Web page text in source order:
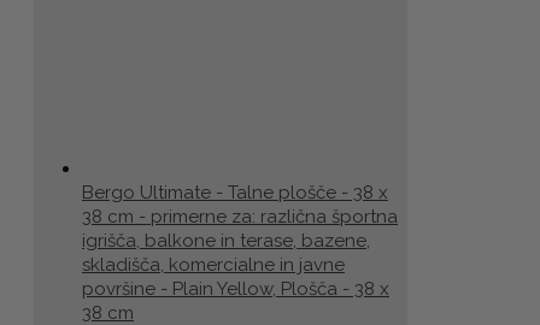
Bergo Ultimate - Talne plošče - 38 x
38 cm - primerne za: različna športna
igrišča, balkone in terase, bazene,
skladišča, komercialne in javne
površine - Plain Yellow, Plošča - 38 x
38 cm